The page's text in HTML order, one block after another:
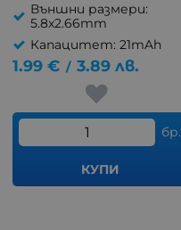
Външни размери:
5.8x2.66mm
Капацитет: 21mAh
1.99 € / 3.89 лв.
бр.
КУПИ